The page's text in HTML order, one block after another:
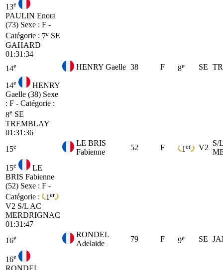
13e
PAULIN Enora
(73) Sexe : F -
Catégorie : 7e SE
GAHARD
01:31:34
14e HENRY Gaelle 38 F 8e SE
14e
HENRY
Gaelle (38) Sexe
: F - Catégorie :
8e SE
TREMBLAY
01:31:36
15e
LE BRIS
Fabienne
52 F 1 er V2
S/
15e
LE
BRIS Fabienne
(52) Sexe : F -
Catégorie :
1 er
V2 S/L AC
MERDRIGNAC
01:31:47
16e
RONDEL
Adelaide
79 F 9e SE
16e